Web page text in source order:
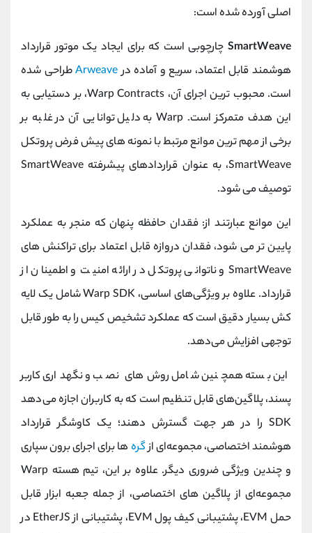
اصلی آورده شده است:
SmartWeave چارچوبی است که برای ایجاد یک موتور قرارداد
هوشمند قابل اعتماد، سریع و آماده درArweaveطراحی شده
است. محبوب ترین اجرای آن، Warp Contracts، بر دستیابی به
این هدف متمرکز است. Warp به دلیل توانایی آن در غلبه بر
برخی از مهم ترین موانع مرتبط با نمونه های پیش فرض پروتکل
SmartWeave، به عنوان قراردادهای پیشرفته SmartWeave
توصیف می شود.
این موانع عبارتند از: فقدان حافظه پنهان که منجر به عملکرد
پایین تر می شود، فقدان دروازه قابل اعتماد برای تراکنش های
SmartWeave و ناتوانی پروتکل در ارائه امنیت و اطمینان از
قرارداد. علاوه بر ویژگی‌های اساسی، Warp SDK شامل یک لایه
کش بسیار دقیق است که عملکرد تشخیص کیس را به طور قابل
توجهی افزایش می‌دهد.
این بسته همچنین شامل روش‌های نصب و نگهداری کاربر
پسند، پلاگین‌های قابل تنظیم است که به کاربران اجازه می‌دهد
SDK را در هر جهت گسترش دهند؛ یک کاوشگر قرارداد
هوشمند اختصاصی، مجموعه‌ای ازگره‌ها برای اجرای برون سپاری
و چندین ویژگی ضروری دیگر. علاوه بر این، تیم هسته Warp
مجموعه‌ای از پلاگین‌ های اختصاصی، از جمله جعبه ابزار قابل
حمل EVM، پشتیبانی کیف پول EVM، پشتیبانی از EtherJS در